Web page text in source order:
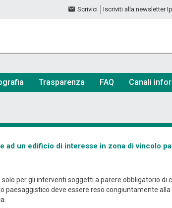
Scrivici Iscriviti alla newsletter
Trasparenza FAQ Canali
ad un edificio di interesse in zona di vincolo
per gli interventi soggetti a parere obbligatorio di
deve essere reso congiuntamente